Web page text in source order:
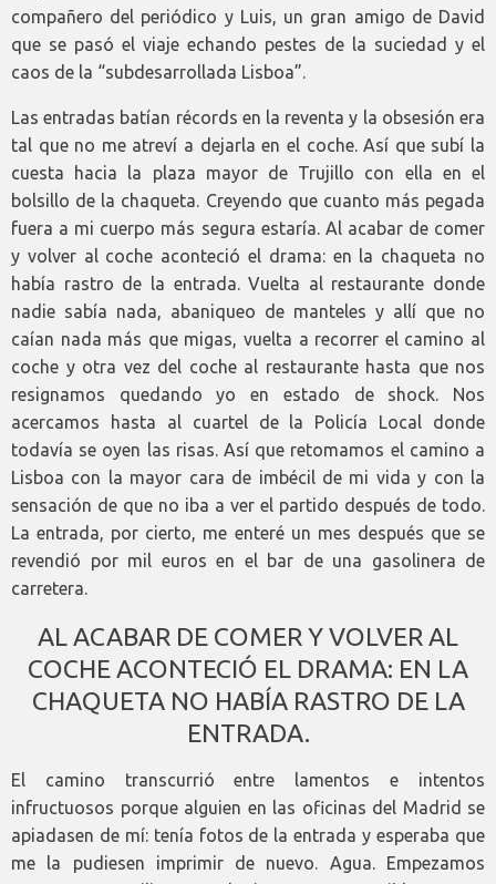
compañero del periódico y Luis, un gran amigo de David
que se pasó el viaje echando pestes de la suciedad y el
caos de la “subdesarrollada Lisboa”.
Las entradas batían récords en la reventa y la obsesión era
tal que no me atreví a dejarla en el coche. Así que subí la
cuesta hacia la plaza mayor de Trujillo con ella en el
bolsillo de la chaqueta. Creyendo que cuanto más pegada
fuera a mi cuerpo más segura estaría. Al acabar de comer
y volver al coche aconteció el drama: en la chaqueta no
había rastro de la entrada. Vuelta al restaurante donde
nadie sabía nada, abaniqueo de manteles y allí que no
caían nada más que migas, vuelta a recorrer el camino al
coche y otra vez del coche al restaurante hasta que nos
resignamos quedando yo en estado de shock. Nos
acercamos hasta al cuartel de la Policía Local donde
todavía se oyen las risas. Así que retomamos el camino a
Lisboa con la mayor cara de imbécil de mi vida y con la
sensación de que no iba a ver el partido después de todo.
La entrada, por cierto, me enteré un mes después que se
revendió por mil euros en el bar de una gasolinera de
carretera.
AL ACABAR DE COMER Y VOLVER AL
COCHE ACONTECIÓ EL DRAMA: EN LA
CHAQUETA NO HABÍA RASTRO DE LA
ENTRADA.
El camino transcurrió entre lamentos e intentos
infructuosos porque alguien en las oficinas del Madrid se
apiadasen de mí: tenía fotos de la entrada y esperaba que
me la pudiesen imprimir de nuevo. Agua. Empezamos